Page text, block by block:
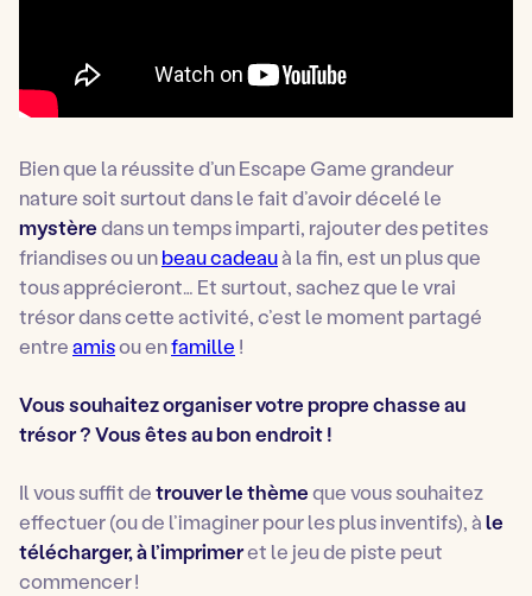
Bien que la réussite d’un Escape Game grandeur
nature soit surtout dans le fait d’avoir décelé le
mystèredans un temps imparti, rajouter des petites
friandises ou unbeau cadeauà la fin, est un plus que
tous apprécieront… Et surtout, sachez que le vrai
trésor dans cette activité, c’est le moment partagé
entreamisou enfamille !
Vous souhaitez organiser votre propre chasse au
trésor ? Vous êtes au bon endroit !
Il vous suffit detrouver le thèmeque vous souhaitez
effectuer (ou de l’imaginer pour les plus inventifs), àle
télécharger,àl’imprimeret le jeu de piste peut
commencer !